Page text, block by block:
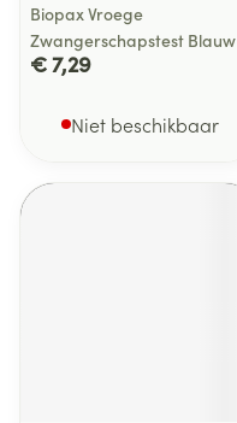
Biopax Vroege
Zwangerschapstest Blauw
€ 7,29
Niet beschikbaar